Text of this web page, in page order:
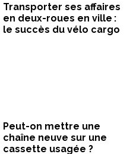
Transporter ses affaires
en deux-roues en ville :
le succès du vélo cargo
Peut-on mettre une
chaîne neuve sur une
cassette usagée ?